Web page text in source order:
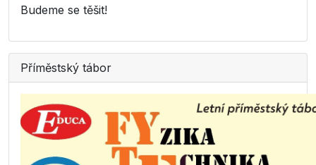
Budeme se těšit!
Příměstský tábor